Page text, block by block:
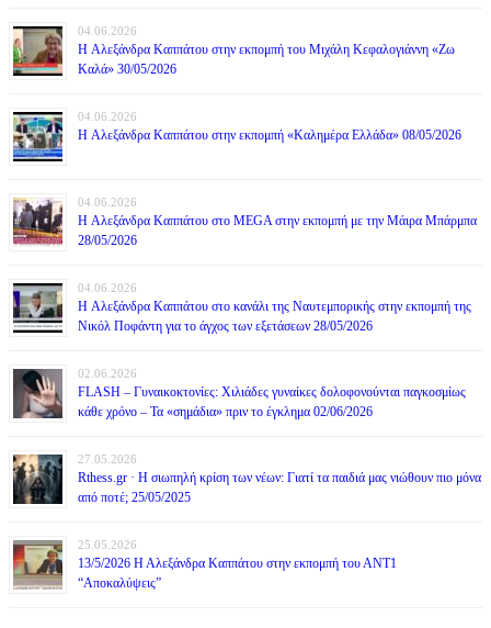
04.06.2026
H Αλεξάνδρα Καππάτου στην εκπομπή του Μιχάλη Κεφαλογιάννη «Ζω
Καλά» 30/05/2026
04.06.2026
H Αλεξάνδρα Καππάτου στην εκπομπή «Καλημέρα Ελλάδα» 08/05/2026
04.06.2026
H Αλεξάνδρα Καππάτου στο MEGA στην εκπομπή με την Μάιρα Mπάρμπα
28/05/2026
04.06.2026
H Αλεξάνδρα Καππάτου στο κανάλι της Ναυτεμπορικής στην εκπομπή της
Νικόλ Ποφάντη για το άγχος των εξετάσεων 28/05/2026
02.06.2026
FLASH – Γυναικοκτονίες: Χιλιάδες γυναίκες δολοφονούνται παγκοσμίως
κάθε χρόνο – Τα «σημάδια» πριν το έγκλημα 02/06/2026
27.05.2026
Rthess.gr · Η σιωπηλή κρίση των νέων: Γιατί τα παιδιά μας νιώθουν πιο μόνα
από ποτέ; 25/05/2025
25.05.2026
13/5/2026 Η Αλεξάνδρα Καππάτου στην εκπομπή του ΑΝΤ1
“Αποκαλύψεις”